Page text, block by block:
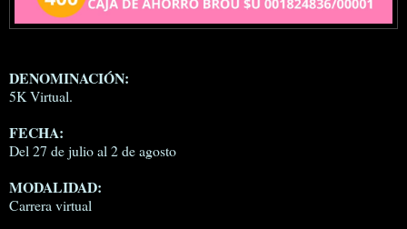
DENOMINACIÓN:
5K Virtual.
FECHA:
Del 27 de julio al 2 de agosto
MODALIDAD:
Carrera virtual